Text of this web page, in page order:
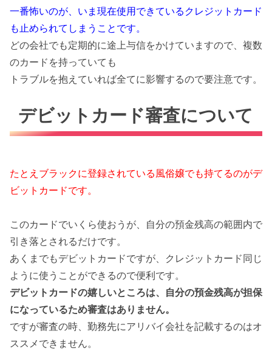
一番怖いのが、いま現在使用できているクレジットカード
も止められてしまうことです。
どの会社でも定期的に途上与信をかけていますので、複数
のカードを持っていても
トラブルを抱えていれば全てに影響するので要注意です。
デビットカード審査について
たとえブラックに登録されている風俗嬢でも持てるのがデ
ビットカードです。
このカードでいくら使おうが、自分の預金残高の範囲内で
引き落とされるだけです。
あくまでもデビットカードですが、クレジットカード同じ
ように使うことができるので便利です。
デビットカードの嬉しいところは、自分の預金残高が担保
になっているため審査はありません。
ですが審査の時、勤務先にアリバイ会社を記載するのはオ
ススメできません。